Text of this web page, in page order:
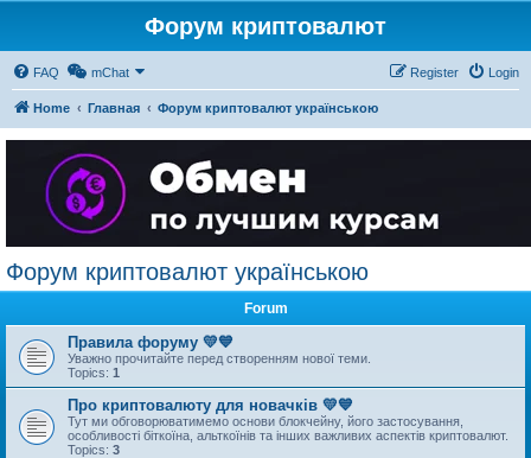
Форум криптовалют
FAQ mChat Login
Register
Home Главная Форум криптовалют українською
Форум криптовалют українською
Forum
Правила форуму 💛💙
Уважно прочитайте перед створенням нової теми.
Topics: 1
Про криптовалюту для новачків 💛💙
Тут ми обговорюватимемо основи блокчейну, його застосування,
особливості біткоїна, альткоїнів та інших важливих аспектів криптовалют.
Topics: 3